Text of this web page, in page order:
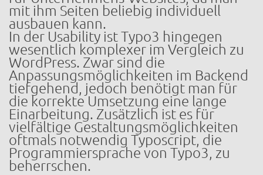
mit ihm Seiten beliebig individuell
ausbauen kann.
In der Usability ist Typo3 hingegen
wesentlich komplexer im Vergleich zu
WordPress. Zwar sind die
Anpassungsmöglichkeiten im Backend
tiefgehend, jedoch benötigt man für
die korrekte Umsetzung eine lange
Einarbeitung. Zusätzlich ist es für
vielfältige Gestaltungsmöglichkeiten
oftmals notwendig Typoscript, die
Programmiersprache von Typo3, zu
beherrschen.